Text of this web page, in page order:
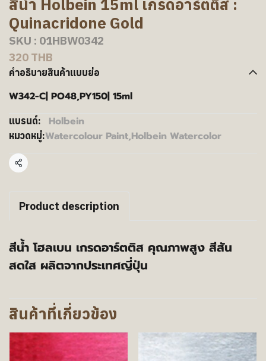
สีน้ำ Holbein 15ml เกรดอาร์ตติส :
Quinacridone Gold
SKU : 01HBW0342
320 THB
คำอธิบายสินค้าแบบย่อ
W342-C| PO48,PY150| 15ml
แบรนด์: Holbein
หมวดหมู่:Watercolour Paint,Holbein Watercolor
แชร์
Product description
สีน้ำ โฮลเบน เกรดอาร์ตติส คุณภาพสูง สีสัน
สดใส ผลิตจากประเทศญี่ปุ่น
สินค้าที่เกี่ยวข้อง